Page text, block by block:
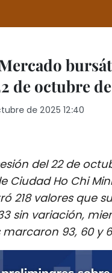
INICIO
POLÍTICA
SOCIEDAD
SALUD - MEDIO
CULTURA -
de octubre
de 2025 12:40
del 22 de
Ciudad Ho Chi
218 valores que
sin variación,
93, 60 y